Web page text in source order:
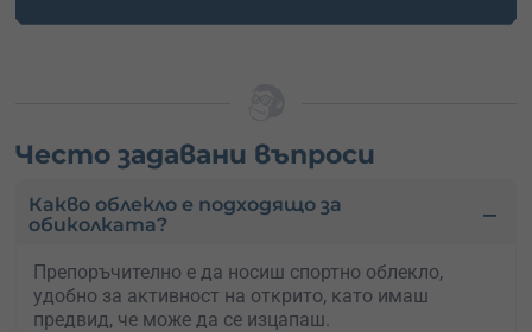
Често задавани въпроси
Какво облекло е подходящо за
обиколката?
Препоръчително е да носиш спортно облекло,
удобно за активност на открито, като имаш
предвид, че може да се изцапаш.